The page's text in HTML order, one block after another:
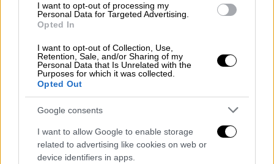
I want to opt-out of processing my
Personal Data for Targeted Advertising.
Opted In
I want to opt-out of Collection, Use,
Retention, Sale, and/or Sharing of my
Personal Data that Is Unrelated with the
Purposes for which it was collected.
Opted Out
Google consents
I want to allow Google to enable storage
related to advertising like cookies on web or
device identifiers in apps.
όλων όσων έχουν πληγεί σημαντικά από
τις οικονομικές συνέπειες της
πανδημίας. Το 50% των συμμετεχόντων
αξιολογεί θετικά τα μέτρα της
κυβέρνησης για τη στήριξη των
επιχειρήσεων - καταστημάτων -
επαγγελματιών, όμως το 44% απαντά
αρνητικά επιθυμώντας (προφανώς)
μεγαλύτερη ενίσχυση.
Για το πρόγραμμα ΕΣΠΑ με το οποίο θα